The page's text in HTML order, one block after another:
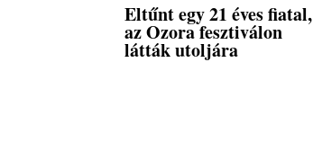
Eltűnt egy 21 éves fiatal,
az Ozora fesztiválon
látták utoljára